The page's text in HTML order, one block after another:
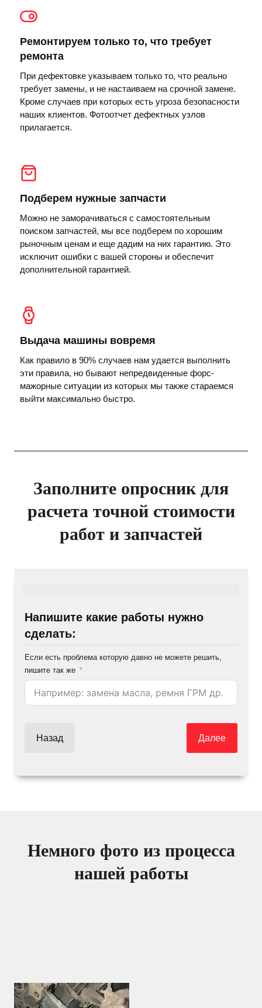
Ремонтируем только то, что требует
ремонта
При дефектовке указываем только то, что реально
требует замены, и не настаиваем на срочной замене.
Кроме случаев при которых есть угроза безопасности
наших клиентов. Фотоотчет дефектных узлов
прилагается.
Подберем нужные запчасти
Можно не заморачиваться с самостоятельным
поиском запчастей, мы все подберем по хорошим
рыночным ценам и еще дадим на них гарантию. Это
исключит ошибки с вашей стороны и обеспечит
дополнительной гарантией.
Выдача машины вовремя
Как правило в 90% случаев нам удается выполнить
эти правила, но бывают непредвиденные форс-
мажорные ситуации из которых мы также стараемся
выйти максимально быстро.
Заполните опросник для
расчета точной стоимости
работ и запчастей
Напишите какие работы нужно
сделать:
Если есть проблема которую давно не можете решить,
пишите так же
Назад Далее
Немного фото из процесса
нашей работы